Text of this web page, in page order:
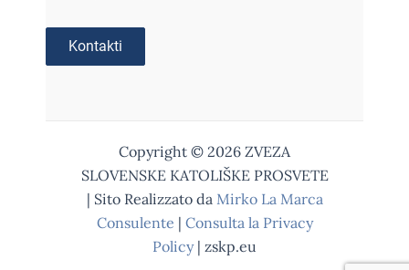
Kontakti
Copyright © 2026 ZVEZA
SLOVENSKE KATOLIŠKE PROSVETE
| Sito Realizzato da Mirko La Marca
Consulente | Consulta la Privacy
Policy | zskp.eu